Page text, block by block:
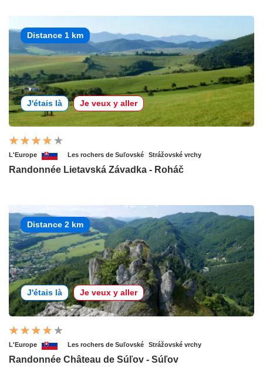
Distance 1 km
J'étais là Je veux y aller
L'Europe Les rochers de Suľovské Strážovské vrchy
Randonnée Lietavská Závadka - Roháč
Distance 2 km
J'étais là Je veux y aller
L'Europe Les rochers de Suľovské Strážovské vrchy
Randonnée Château de Súľov - Súľov